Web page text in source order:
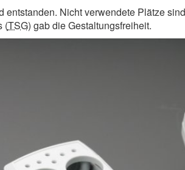
Nicht verwendete Plätze
(TSG) gab die Gestaltungs­freiheit.